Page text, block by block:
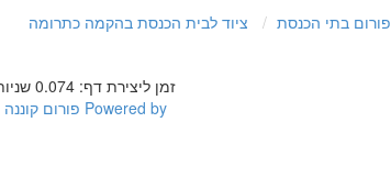
פורום בתי הכנסת ציוד לבית הכנסת בהקמה כתרומה
זמן ליצירת דף: 0.074 שניות
Powered by פורום קוננה